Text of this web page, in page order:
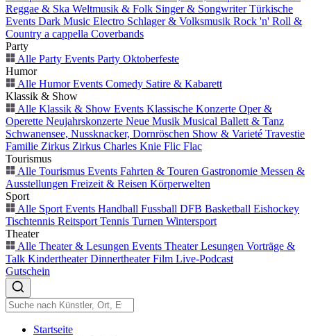
Reggae & Ska Weltmusik & Folk Singer & SongwriterTürkische
Events Dark Music Electro Schlager & Volksmusik Rock 'n' Roll &
Country a cappella Coverbands
Party
Alle Party Events Party Oktoberfeste
Humor
Alle Humor Events Comedy Satire & Kabarett
Klassik & Show
Alle Klassik & Show Events Klassische Konzerte Oper &
Operette Neujahrskonzerte Neue Musik Musical Ballett & Tanz
Schwanensee, Nussknacker, Dornröschen Show & Varieté Travestie
Familie Zirkus Zirkus Charles Knie Flic Flac
Tourismus
Alle Tourismus Events Fahrten & Touren Gastronomie Messen &
Ausstellungen Freizeit & Reisen Körperwelten
Sport
Alle Sport Events Handball Fussball DFB Basketball Eishockey
Tischtennis Reitsport Tennis Turnen Wintersport
Theater
Alle Theater & Lesungen Events TheaterLesungen Vorträge &
Talk KindertheaterDinnertheaterFilm Live-Podcast
Gutschein
Startseite